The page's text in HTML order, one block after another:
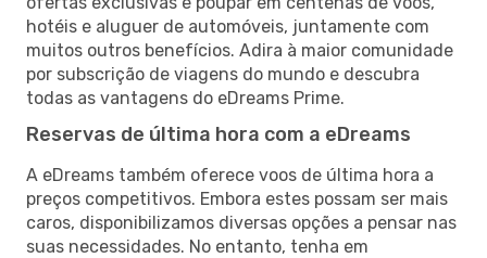
hotéis e aluguer de automóveis, juntamente com
muitos outros benefícios. Adira à maior comunidade
por subscrição de viagens do mundo e descubra
todas as vantagens do eDreams Prime.
Reservas de última hora com a eDreams
A eDreams também oferece voos de última hora a
preços competitivos. Embora estes possam ser mais
caros, disponibilizamos diversas opções a pensar nas
suas necessidades. No entanto, tenha em